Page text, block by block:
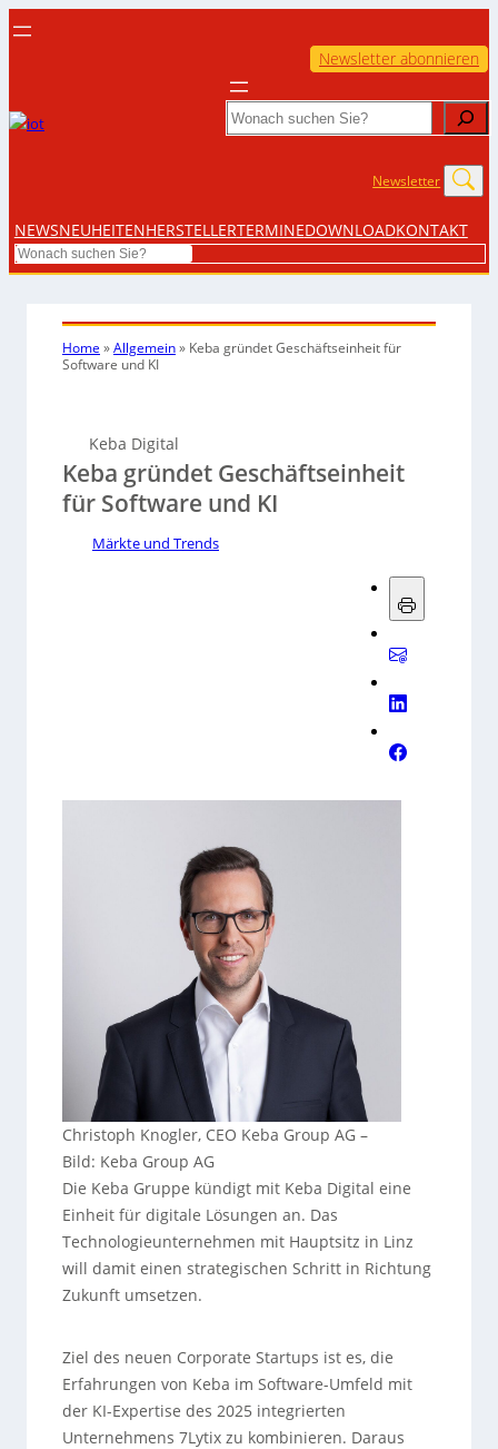
Newsletter abonnieren
Search
Newsletter
NEWSNEUHEITENHERSTELLERTERMINEDOWNLOADKONTAKT
Search
Home »Allgemein» Keba gründet Geschäftseinheit für
Software und KI
Keba Digital
Keba gründet Geschäftseinheit
für Software und KI
Märkte und Trends
Christoph Knogler, CEO Keba Group AG –
Bild: Keba Group AG
Die Keba Gruppe kündigt mit Keba Digital eine
Einheit für digitale Lösungen an. Das
Technologieunternehmen mit Hauptsitz in Linz
will damit einen strategischen Schritt in Richtung
Zukunft umsetzen.
Ziel des neuen Corporate Startups ist es, die
Erfahrungen von Keba im Software-Umfeld mit
der KI-Expertise des 2025 integrierten
Unternehmens 7Lytix zu kombinieren. Daraus